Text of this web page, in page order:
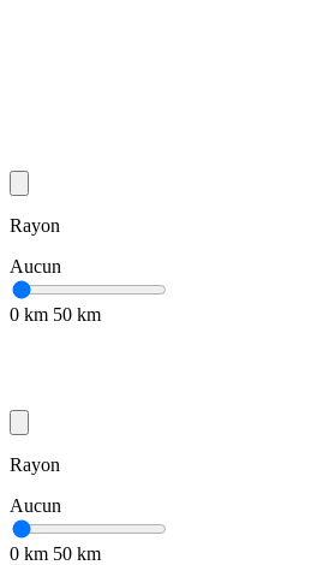
Rayon
Aucun
0 km 50 km
Rayon
Aucun
0 km 50 km